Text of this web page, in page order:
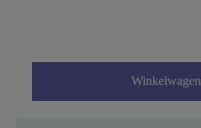
Winkelwagen